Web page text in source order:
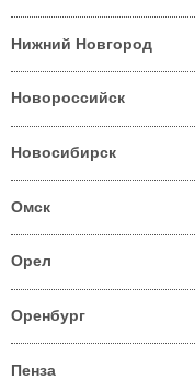
Нижний Новгород
Новороссийск
Новосибирск
Омск
Орел
Оренбург
Пенза